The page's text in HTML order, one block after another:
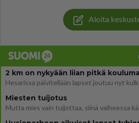
Aloita
2 km on nykyään liian pitkä
Miesten tuijotus